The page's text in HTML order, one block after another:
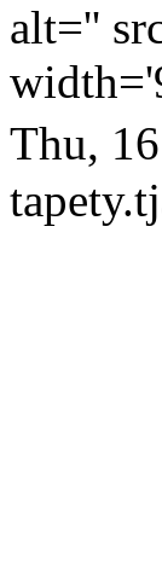
alt=''
Thu,